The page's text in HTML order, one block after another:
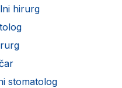
hirurg
stomatolog